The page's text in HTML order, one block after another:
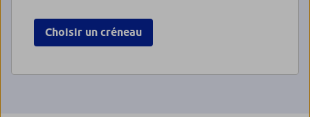
Choisir un créneau